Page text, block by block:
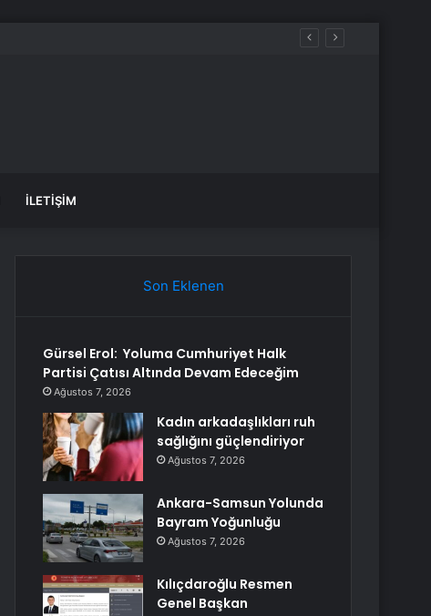
İLETIŞIM
Son Eklenen
Gürsel Erol: Yoluma Cumhuriyet Halk
Partisi Çatısı Altında Devam Edeceğim
Ağustos 7, 2026
Kadın arkadaşlıkları ruh
sağlığını güçlendiriyor
Ağustos 7, 2026
Ankara-Samsun Yolunda
Bayram Yoğunluğu
Ağustos 7, 2026
Kılıçdaroğlu Resmen
Genel Başkan